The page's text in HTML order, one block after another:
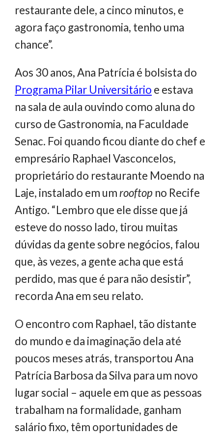
restaurante dele, a cinco minutos, e
agora faço gastronomia, tenho uma
chance”.
Aos 30 anos, Ana Patrícia é bolsista do
Programa Pilar Universitário e estava
na sala de aula ouvindo como aluna do
curso de Gastronomia, na Faculdade
Senac. Foi quando ficou diante do chef e
empresário Raphael Vasconcelos,
proprietário do restaurante Moendo na
Laje, instalado em um rooftop no Recife
Antigo. “Lembro que ele disse que já
esteve do nosso lado, tirou muitas
dúvidas da gente sobre negócios, falou
que, às vezes, a gente acha que está
perdido, mas que é para não desistir”,
recorda Ana em seu relato.
O encontro com Raphael, tão distante
do mundo e da imaginação dela até
poucos meses atrás, transportou Ana
Patrícia Barbosa da Silva para um novo
lugar social – aquele em que as pessoas
trabalham na formalidade, ganham
salário fixo, têm oportunidades de